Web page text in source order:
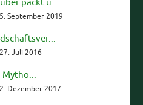
packt u...
September 2019
Juli 2016
Mytho...
Dezember 2017